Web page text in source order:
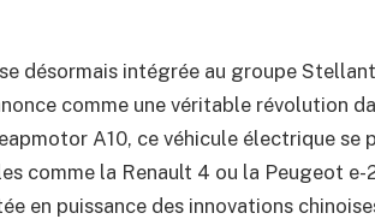
désormais intégrée au groupe
comme une véritable révolution
A10, ce véhicule électrique se
comme la Renault 4 ou la Peugeot e-
en puissance des innovations